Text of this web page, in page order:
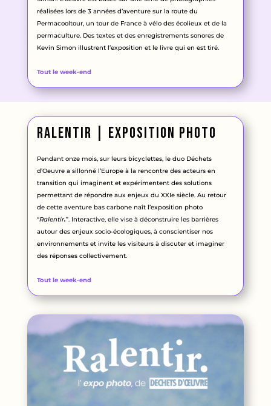
réalisées lors de 3 années d’aventure sur la route du
Permacooltour, un tour de France à vélo des écolieux et de la
permaculture. Des textes et des enregistrements sonores de
Kevin Simon illustrent l’exposition et le livre qui en est tiré.
Tout le week-end
ralentir | Exposition photo
Pendant onze mois, sur leurs bicyclettes, le duo Déchets
d’Oeuvre a sillonné l’Europe à la rencontre des acteurs en
transition qui imaginent et expérimentent des solutions
permettant de répondre aux enjeux du XXIe siècle. Au retour
de cette aventure bas carbone naît l’exposition photo
“Ralentir.”. Interactive, elle vise à déconstruire les barrières
autour des enjeux socio-écologiques, à conscientiser nos
environnements et invite les visiteurs à discuter et imaginer
des réponses collectivement.
Tout le week-end